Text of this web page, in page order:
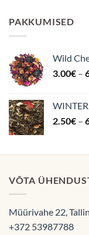
PAKKUMISED
Wild
3.00€ –
2.50€ –
VÕTA
Müürivahe 22,
+372 53987788